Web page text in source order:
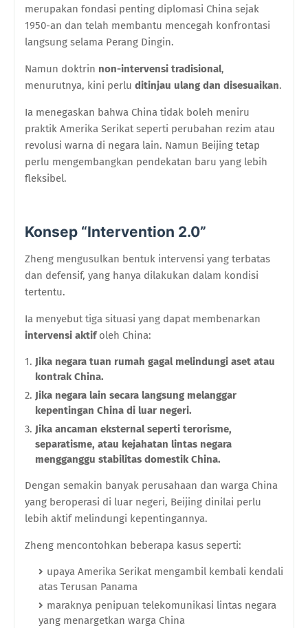
merupakan fondasi penting diplomasi China sejak
1950-an dan telah membantu mencegah konfrontasi
langsung selama Perang Dingin.
Namun doktrin non-intervensi tradisional,
menurutnya, kini perlu ditinjau ulang dan disesuaikan.
Ia menegaskan bahwa China tidak boleh meniru
praktik Amerika Serikat seperti perubahan rezim atau
revolusi warna di negara lain. Namun Beijing tetap
perlu mengembangkan pendekatan baru yang lebih
fleksibel.
Konsep “Intervention 2.0”
Zheng mengusulkan bentuk intervensi yang terbatas
dan defensif, yang hanya dilakukan dalam kondisi
tertentu.
Ia menyebut tiga situasi yang dapat membenarkan
intervensi aktifoleh China:
Jika negara tuan rumah gagal melindungi aset atau
kontrak China.
Jika negara lain secara langsung melanggar
kepentingan China di luar negeri.
Jika ancaman eksternal seperti terorisme,
separatisme, atau kejahatan lintas negara
mengganggu stabilitas domestik China.
Dengan semakin banyak perusahaan dan warga China
yang beroperasi di luar negeri, Beijing dinilai perlu
lebih aktif melindungi kepentingannya.
Zheng mencontohkan beberapa kasus seperti:
upaya Amerika Serikat mengambil kembali kendali
atas Terusan Panama
maraknya penipuan telekomunikasi lintas negara
yang menargetkan warga China